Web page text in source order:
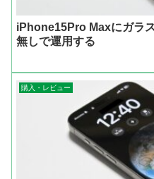
iPhone15Pro Maxにガラ
無しで運用する
購入・レビュー